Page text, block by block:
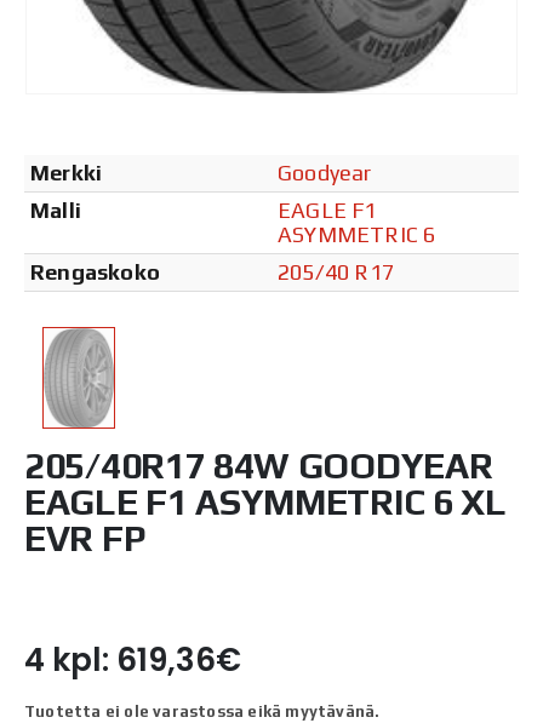
Merkki
Goodyear
Malli
EAGLE F1
ASYMMETRIC 6
Rengaskoko
205/40 R17
205/40R17 84W GOODYEAR
EAGLE F1 ASYMMETRIC 6 XL
EVR FP
4 kpl: 619,36€
Tuotetta ei ole varastossa eikä myytävänä.